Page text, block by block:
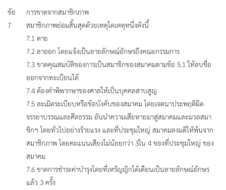
ข้อ
7
การขาดจากสมาชิกภาพ
สมาชิกภาพย่อมสิ้นสุดด้วยเหตุใดเหตุหนึ่งดังนี้
7.1 ตาย
7.2 ลาออก โดยแจ้งเป็นลายลักษณ์อักษรถึงคณะกรรมการ
7.3 ขาดคุณสมบัติของการเป็นสมาชิกของสมาคมตามข้อ 5.1 ให้ลบชื่อ
ออกจากทะเบียนได้
7.4 ต้องคำพิพากษาของศาลให้เป็นบุคคลสาบสูญ
7.5 ละเมิดระเบียบหรือข้อบังคับของสมาคม โดยเจตนาประพฤติผิด
จรรยาบรรณและศีลธรรม อันนำความเสียหายมาสู่สมาคมและมวลสมา
ชิกฯ โดยทั่วไปอย่างร้ายแรง และที่ประชุมใหญ่ สมาคมลงมติให้พ้นจาก
สมาชิกภาพ โดยคะแนนเสียงไม่น้อยกว่า 3ใน 4 ของที่ประชุมใหญ่ ของ
สมาคม
7.6 ขาดการชำระค่าบำรุงโดยที่เหรัญญิกได้เตือนเป็นลายลักษณ์อักษร
แล้ว 3 ครั้ง